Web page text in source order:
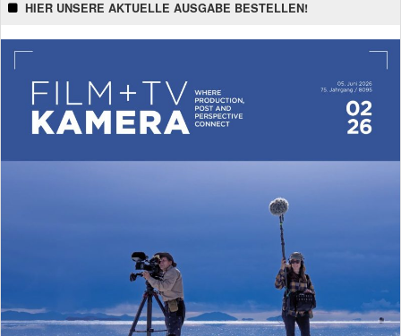
HIER UNSERE AKTUELLE AUSGABE BESTELLEN!